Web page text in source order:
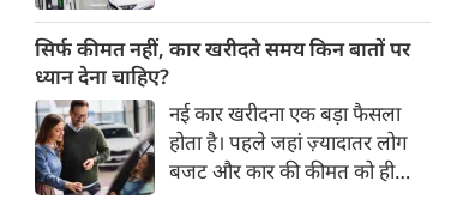
200 अरब रुपए का मौका
सिर्फ कीमत नहीं, कार खरीदते समय किन बातों पर
ध्यान देना चाहिए?
नई कार खरीदना एक बड़ा फैसला
होता है। पहले जहां ज़्यादातर लोग
बजट और कार की कीमत को ही